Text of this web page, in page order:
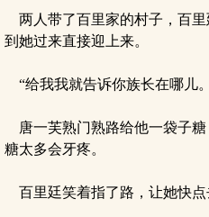
两人带了百里家的村子，百
到她过来直接迎上来。
“给我我就告诉你族长在哪儿
唐一芙熟门熟路给他一袋子
糖太多会牙疼。
百里廷笑着指了路，让她快点